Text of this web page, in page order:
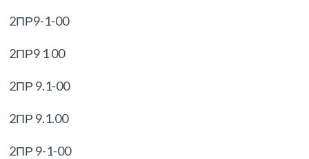
2ПР9-1-00
2ПР9 1 00
2ПР 9.1-00
2ПР 9.1.00
2ПР 9-1-00